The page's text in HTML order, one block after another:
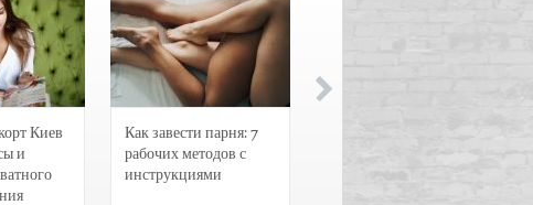
Киев
и
Как завести парня: 7
рабочих методов с
инструкциями